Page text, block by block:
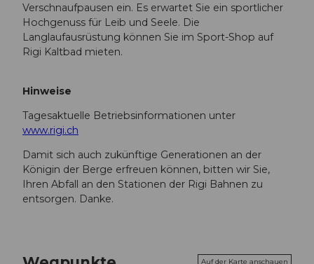
Verschnaufpausen ein. Es erwartet Sie ein sportlicher
Hochgenuss für Leib und Seele. Die
Langlaufausrüstung können Sie im Sport-Shop auf
Rigi Kaltbad mieten.
Hinweise
Tagesaktuelle Betriebsinformationen unter
www.rigi.ch
Damit sich auch zukünftige Generationen an der
Königin der Berge erfreuen können, bitten wir Sie,
Ihren Abfall an den Stationen der Rigi Bahnen zu
entsorgen. Danke.
Auf der Karte anschauen